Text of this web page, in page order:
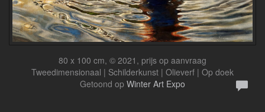
80 x 100 cm, © 2021, prijs op aanvraag
Tweedimensionaal | Schilderkunst | Olieverf | Op doek
Getoond op Winter Art Expo